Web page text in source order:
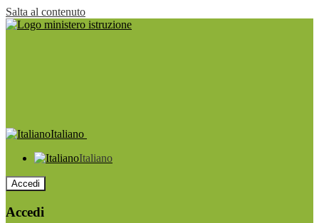
Salta al contenuto
Italiano
Italiano
Accedi
Accedi